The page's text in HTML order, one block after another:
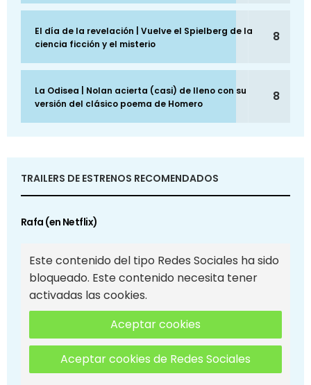
El día de la revelación | Vuelve el Spielberg de la
ciencia ficción y el misterio
8
La Odisea | Nolan acierta (casi) de lleno con su
versión del clásico poema de Homero
8
TRAILERS DE ESTRENOS RECOMENDADOS
Rafa (en Netflix)
Este contenido del tipo Redes Sociales ha sido
bloqueado. Este contenido necesita tener
activadas las cookies.
Aceptar cookies
Aceptar cookies de Redes Sociales